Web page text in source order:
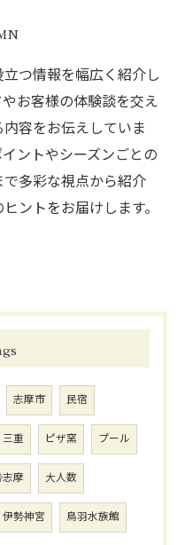
つ情報を幅広く紹介し
お客様の体験談を交え
容をお伝えしていま
ントやシーズンごとの
多彩な視点から紹介
ントをお届けします。
志摩市 民宿
三重 ピザ窯 プール
摩 大人数
伊勢神宮 鳥羽水族館